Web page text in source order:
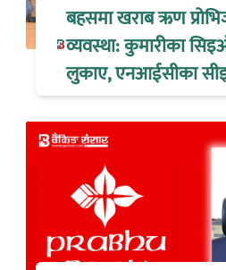
बहसमा खराब ऋण
व्यवस्था: कुमारीका
लुकाए, एनआईसीका